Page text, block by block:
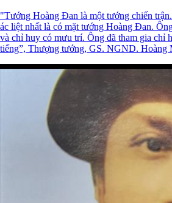
"Tướng Hoàng Đan là một tướng chiến
ác liệt nhất là có mặt tướng Hoàng Đan.
và chỉ huy có mưu trí. Ông đã tham gia chỉ
tiếng”, Thượng tướng, GS. NGND. Hoàng